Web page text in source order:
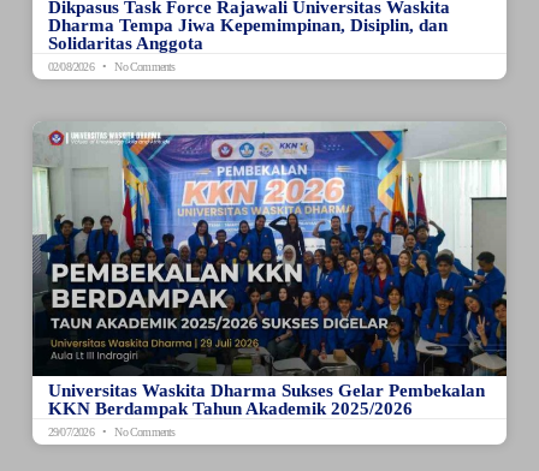
Dikpasus Task Force Rajawali Universitas Waskita
Dharma Tempa Jiwa Kepemimpinan, Disiplin, dan
Solidaritas Anggota
02/08/2026 No Comments
Universitas Waskita Dharma Sukses Gelar Pembekalan
KKN Berdampak Tahun Akademik 2025/2026
29/07/2026 No Comments